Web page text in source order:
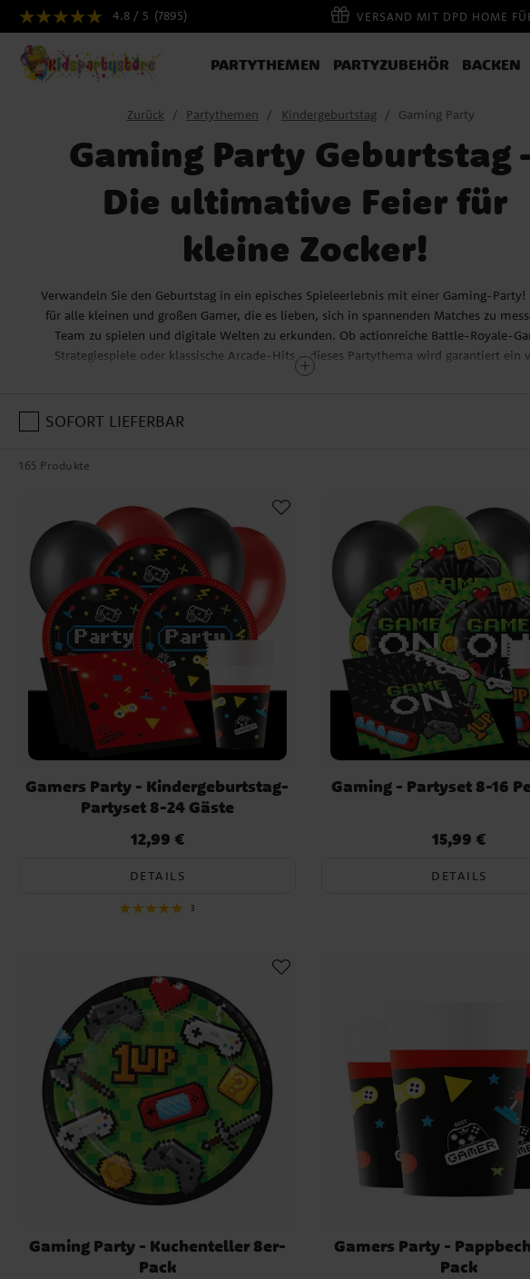
4.8 / 5 (7895) VERSAND MIT DPD HOME
PARTYTHEMEN PARTYZUBEHÖR BACKEN
Zurück Partythemen Kindergeburtstag Gaming Party
Gaming Party Geburtstag
Die ultimative Feier für
kleine Zocker!
Verwandeln Sie den Geburtstag in ein episches Spieleerlebnis mit einer Gaming-Party!
für alle kleinen und großen Gamer, die es lieben, sich in spannenden Matches zu
Team zu spielen und digitale Welten zu erkunden. Ob actionreiche Battle-Royale-
Strategiespiele oder klassische Arcade-Hits – dieses Partythema wird garantiert ein
Erfolg.
Motiven, die an Pixel, Controller und Power-Ups erinnern. Decken Sie den Tisch mit
Luftballons, LED-Lichtern und Wimpelketten, die das Gefühl vermitteln, mitten im
Gaming-Design – ideal für eine Geburtstagstorte in Form eines Controllers oder einer
Damit die Party noch aufregender wird, können die Kinder an einer "Gaming
teilnehmen, bei der sie in verschiedenen Minispielen gegeneinander antreten – von
Reaktionsspielen bis hin zu Klassikern wie Mario Kart oder Tanzspielen. Eine
spannende Aktivität ist der "Level-Up“-Parcours, bei dem die Kinder
Herausforderungen meistern müssen, indem sie über Hindernisse springen, Rätsel
"XP-Punkte“ sammeln, um in die nächste Stufe aufzusteigen.
Mit dem Gaming-Partythema von uns wird jeder Geburtstag zu einem
unvergesslichen Erlebnis, bei dem alle sich wie echte Spielmeister fühlen können.
Sie unser Sortiment und lassen Sie die Party beginnen!
SOFORT LIEFERBAR
165 Produkte
Gamers Party - Kindergeburtstag-
Partyset 8-24 Gäste
Preis:12,99 €
12,99 €
DETAILS
3
Gaming - Partyset 8-16
Preis:15,99 €
15,99 €
DETAILS
Gaming Party - Kuchenteller 8er-
Pack
Gamers Party -
Pack